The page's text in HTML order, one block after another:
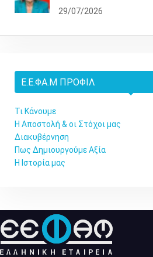
29/07/2026
Ε.Ε.ΦΑ.Μ ΠΡΟΦΊΛ
Τι Κάνουμε
Η Αποστολή & οι Στόχοι μας
Διακυβέρνηση
Πως Δημιουργούμε Αξία
Η Ιστορία μας